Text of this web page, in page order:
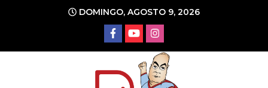
conteúdo
DOMINGO, AGOSTO 9, 2026